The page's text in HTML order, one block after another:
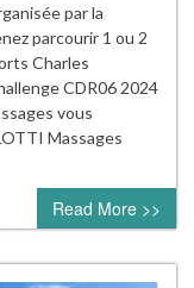
par la
parcourir 1 ou 2
Charles
CDR06 2024
vous
Massages
Read More >>